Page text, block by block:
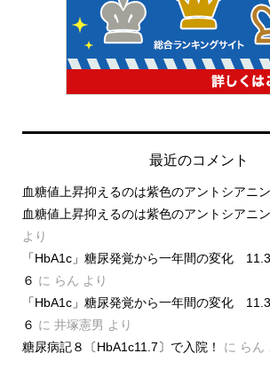
最近のコメント
血糖値上昇抑えるのは紫色のアントシアニン
血糖値上昇抑えるのは紫色のアントシアニン
より
「HbA1c」糖尿発覚から一年間の変化
６ に らん より
「HbA1c」糖尿発覚から一年間の変化
６ に 井塚憲男 より
糖尿病記８〔HbA1c11.7〕で入院！
に らん